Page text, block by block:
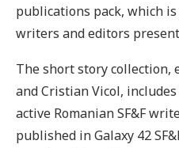
publications pack, which
writers and editors
The short story collection,
and Cristian Vicol, includes
active Romanian SF&F
published in Galaxy 42